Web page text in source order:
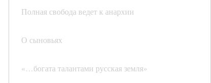
Полная свобода ведет к анархии
О сыновьях
«…богата талантами русская земля»